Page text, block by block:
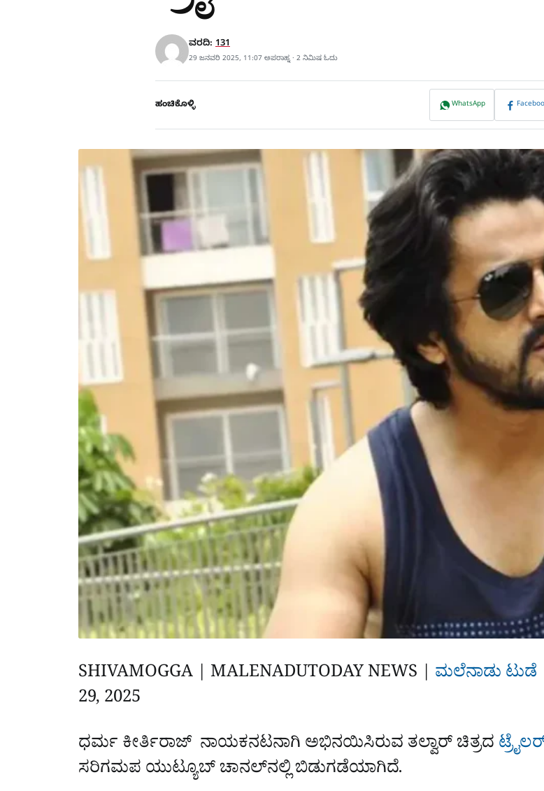
ವರದಿ: 131
29 ಜನವರಿ 2025, 11:07 ಅಪರಾಹ್ನ · 2 ನಿಮಿಷ ಓದು
ಹಂಚಿಕೊಳ್ಳಿ WhatsApp
SHIVAMOGGA | MALENADUTODAY NEWS | ಮಲೆನಾಡು ಟುಡೆ
29, 2025
ಧರ್ಮ ಕೀರ್ತಿರಾಜ್‌ ನಾಯಕನಟನಾಗಿ ಅಭಿನಯಿಸಿರುವ ತಲ್ವಾರ್‌ ಚಿತ್ರದ
ಸರಿಗಮಪ ಯುಟ್ಯೂಬ್‌ ಚಾನಲ್‌ನಲ್ಲಿ ಬಿಡುಗಡೆಯಾಗಿದೆ.